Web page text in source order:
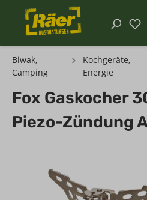
Biwak,
Camping
Kochgeräte,
Energie
Fox Gaskocher
Piezo-Zündung